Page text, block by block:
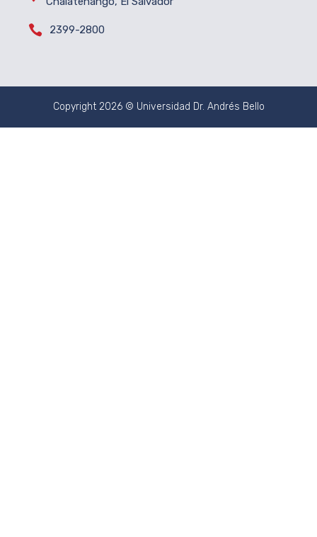
 2399-2800
Copyright 2026 © Universidad Dr. Andrés Bello